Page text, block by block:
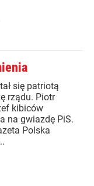
się patriotą
rządu. Piotr
kibiców
na gwiazdę PiS.
Polska